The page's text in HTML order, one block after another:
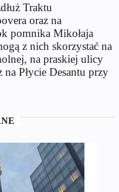
Traktu
oraz na
pomnika Mikołaja
z nich skorzystać na
na praskiej ulicy
Płycie Desantu przy